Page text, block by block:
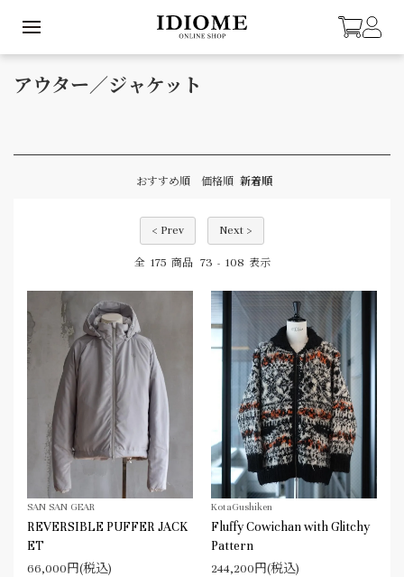
アウター／ジャケット
おすすめ順 価格順 新着順
< Prev Next >
全 175 商品 73 - 108 表示
SAN SAN GEAR
REVERSIBLE PUFFER JACK
ET
66,000円(税込)
KotaGushiken
Fluffy Cowichan with Glitchy
Pattern
244,200円(税込)